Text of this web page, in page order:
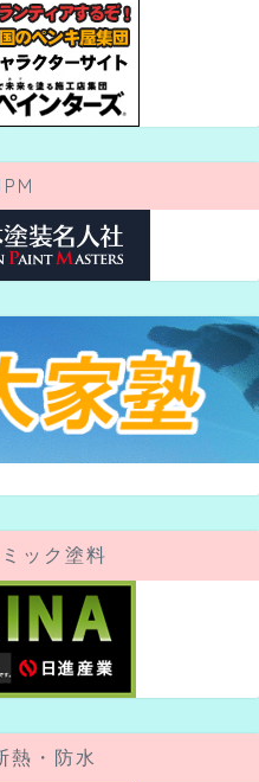
ック塗料
熱・防水